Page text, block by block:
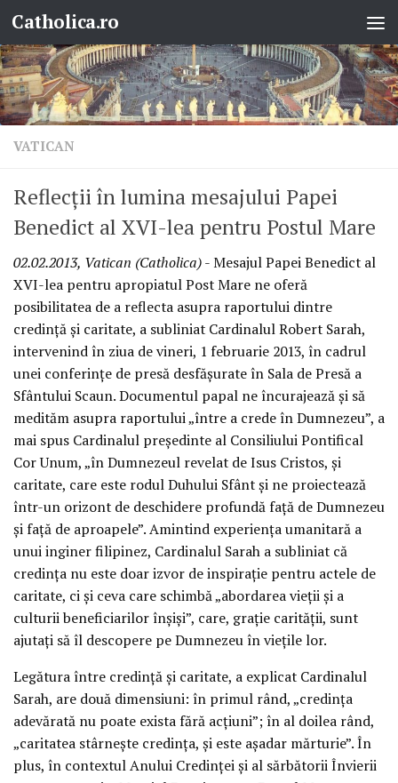
Skip to content
Catholica.ro
VATICAN
Reflecţii în lumina mesajului Papei
Benedict al XVI-lea pentru Postul Mare
02.02.2013, Vatican (Catholica)- Mesajul Papei Benedict al
XVI-lea pentru apropiatul Post Mare ne oferă
posibilitatea de a reflecta asupra raportului dintre
credinţă şi caritate, a subliniat Cardinalul Robert Sarah,
intervenind în ziua de vineri, 1 februarie 2013, în cadrul
unei conferinţe de presă desfăşurate în Sala de Presă a
Sfântului Scaun. Documentul papal ne încurajează şi să
medităm asupra raportului „între a crede în Dumnezeu”, a
mai spus Cardinalul preşedinte al Consiliului Pontifical
Cor Unum, „în Dumnezeul revelat de Isus Cristos, şi
caritate, care este rodul Duhului Sfânt şi ne proiectează
într-un orizont de deschidere profundă faţă de Dumnezeu
şi faţă de aproapele”. Amintind experienţa umanitară a
unui inginer filipinez, Cardinalul Sarah a subliniat că
credinţa nu este doar izvor de inspiraţie pentru actele de
caritate, ci şi ceva care schimbă „abordarea vieţii şi a
culturii beneficiarilor înşişi”, care, graţie carităţii, sunt
ajutaţi să îl descopere pe Dumnezeu în vieţile lor.
Legătura între credinţă şi caritate, a explicat Cardinalul
Sarah, are două dimensiuni: în primul rând, „credinţa
adevărată nu poate exista fără acţiuni”; în al doilea rând,
„caritatea stârneşte credinţa, şi este aşadar mărturie”. În
plus, în contextul Anului Credinţei şi al sărbătorii Învierii